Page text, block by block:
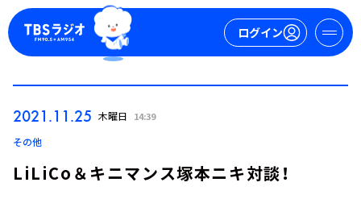
ログイン
2021.11.25 木曜日 14:39
その他
LiLiCo＆キニマンス塚本ニキ対談！